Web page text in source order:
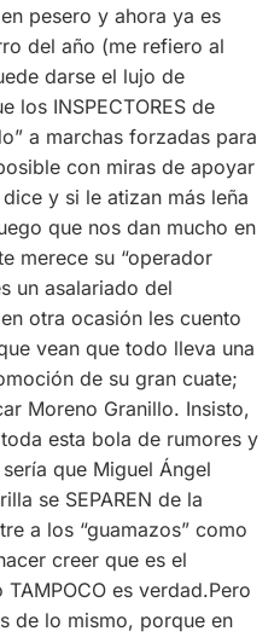
pesero y ahora ya es
del año (me refiero al
darse el lujo de
los INSPECTORES de
a marchas forzadas para
con miras de apoyar
y si le atizan más leña
que nos dan mucho en
merece su “operador
un asalariado del
otra ocasión les cuento
vean que todo lleva una
de su gran cuate;
Moreno Granillo. Insisto,
esta bola de rumores y
que Miguel Ángel
se SEPAREN de la
a los “guamazos” como
creer que es el
es verdad.Pero
de lo mismo, porque en